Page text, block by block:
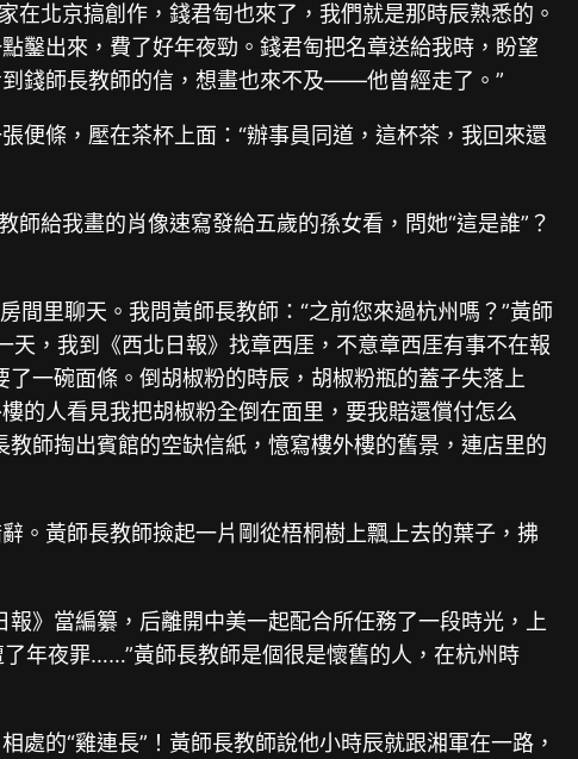
在北京搞創作，錢君匋也來了，我們就是那時辰熟悉的。
鑿出來，費了好年夜勁。錢君匋把名章送給我時，盼望
錢師長教師的信，想畫也來不及——他曾經走了。”
便條，壓在茶杯上面：“辦事員同道，這杯茶，我回來還
給我畫的肖像速寫發給五歲的孫女看，問她“這是誰”？
間里聊天。我問黃師長教師：“之前您來過杭州嗎？”黃師
天，我到《西北日報》找章西厓，不意章西厓有事不在報
一碗面條。倒胡椒粉的時辰，胡椒粉瓶的蓋子失落上
的人看見我把胡椒粉全倒在面里，要我賠還償付怎么
師掏出賓館的空缺信紙，憶寫樓外樓的舊景，連店里的
。黃師長教師撿起一片剛從梧桐樹上飄上去的葉子，拂
》當編纂，后離開中美一起配合所任務了一段時光，上
年夜罪……”黃師長教師是個很是懷舊的人，在杭州時
的“雞連長”！黃師長教師說他小時辰就跟湘軍在一路，